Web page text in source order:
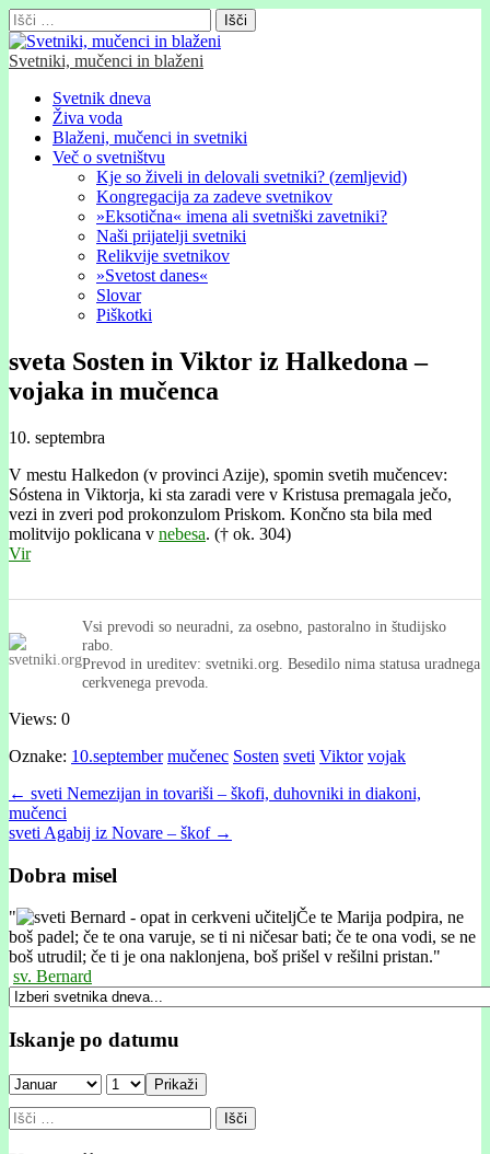
Išči:
Svetniki, mučenci in blaženi
Glavni
meni
Skip
content
Svetnik dneva
Živa voda
Blaženi, mučenci in svetniki
Več o svetništvu
Kje so živeli in delovali svetniki? (zemljevid)
Kongregacija za zadeve svetnikov
»Eksotična« imena ali svetniški zavetniki?
Naši prijatelji svetniki
Relikvije svetnikov
»Svetost danes«
Slovar
Piškotki
sveta Sosten in Viktor iz Halkedona –
vojaka in mučenca
10. septembra
V mestu Halkedon (v provinci Azije), spomin svetih mučencev:
Sóstena in Viktorja, ki sta zaradi vere v Kristusa premagala ječo,
vezi in zveri pod prokonzulom Priskom. Končno sta bila med
molitvijo poklicana v nebesa. († ok. 304)
Vir
Vsi prevodi so neuradni, za osebno, pastoralno in študijsko
rabo.
Prevod in ureditev: svetniki.org. Besedilo nima statusa uradnega
cerkvenega prevoda.
Views: 0
Oznake: 10.september mučenec Sosten sveti Viktor vojak
Post
navigation
← sveti Nemezijan in tovariši – škofi, duhovniki in diakoni,
mučenci
sveti Agabij iz Novare – škof →
Dobra misel
"
Če te Marija podpira, ne
boš padel; če te ona varuje, se ti ni ničesar bati; če te ona vodi, se ne
boš utrudil; če ti je ona naklonjena, boš prišel v rešilni pristan."
sv. Bernard
Iskanje po datumu
Prikaži
Išči: